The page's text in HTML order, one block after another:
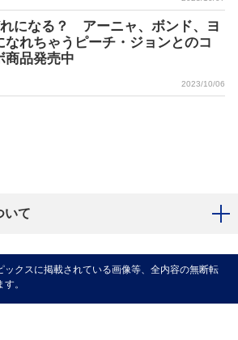
になる？ アーニャ、ボンド、ヨ
なれちゃうピーチ・ジョンとのコ
商品発売中
2023/10/06
いて
クスに掲載されている画像等、全内容の無断転
。